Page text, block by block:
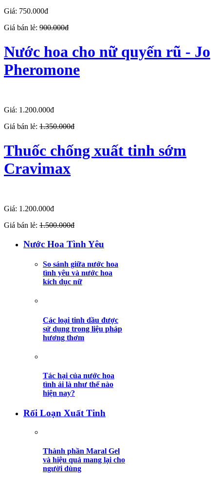
Giá: 750.000đ
Giá bán lẻ: 900.000đ
Nước hoa cho nữ quyến rũ - Jo
Pheromone
Giá: 1.200.000đ
Giá bán lẻ: 1.350.000đ
Thuốc chống xuất tinh sớm
Cravimax
Giá: 1.200.000đ
Giá bán lẻ: 1.500.000đ
Nước Hoa Tình Yêu
So sánh giữa nước hoa
tình yêu và nước hoa
kích dục nữ
Các loại tinh dầu được
sử dụng trong liệu pháp
hương thơm
Tác hại của nước hoa
tình ái là như thế nào
hiện nay?
Rối Loạn Xuất Tinh
Thành phần Maral Gel
và hiệu quả mang lại cho
người dùng